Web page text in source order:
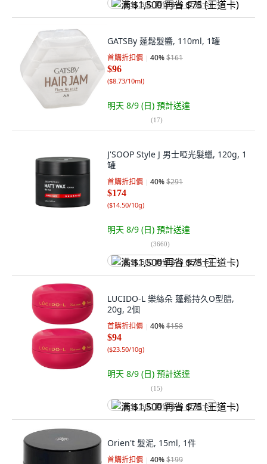
满 $1,500 再省 $75 (王道卡)
GATSBy 蓬鬆髮醬, 110ml, 1罐
首購折扣價 40%$161
$96
($8.73/10ml)
明天 8/9 (日) 預計送達
(17)
J'SOOP Style J 男士啞光髮蠟, 120g, 1
罐
首購折扣價 40%$291
$174
($14.50/10g)
明天 8/9 (日) 預計送達
(3660)
满 $1,500 再省 $75 (王道卡)
LUCIDO-L 樂絲朵 蓬鬆持久O型腊,
20g, 2個
首購折扣價 40%$158
$94
($23.50/10g)
明天 8/9 (日) 預計送達
(15)
满 $1,500 再省 $75 (王道卡)
Orien't 髮泥, 15ml, 1件
首購折扣價 40%$199